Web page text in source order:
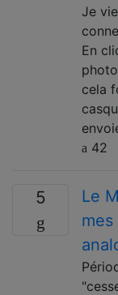
Je
En
cela
42
5
Le